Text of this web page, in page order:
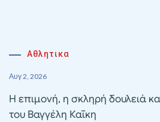
Αθλητικα
Αυγ 2, 2026
Η επιμονή, η σκληρή δουλειά
του Βαγγέλη Καΐκη